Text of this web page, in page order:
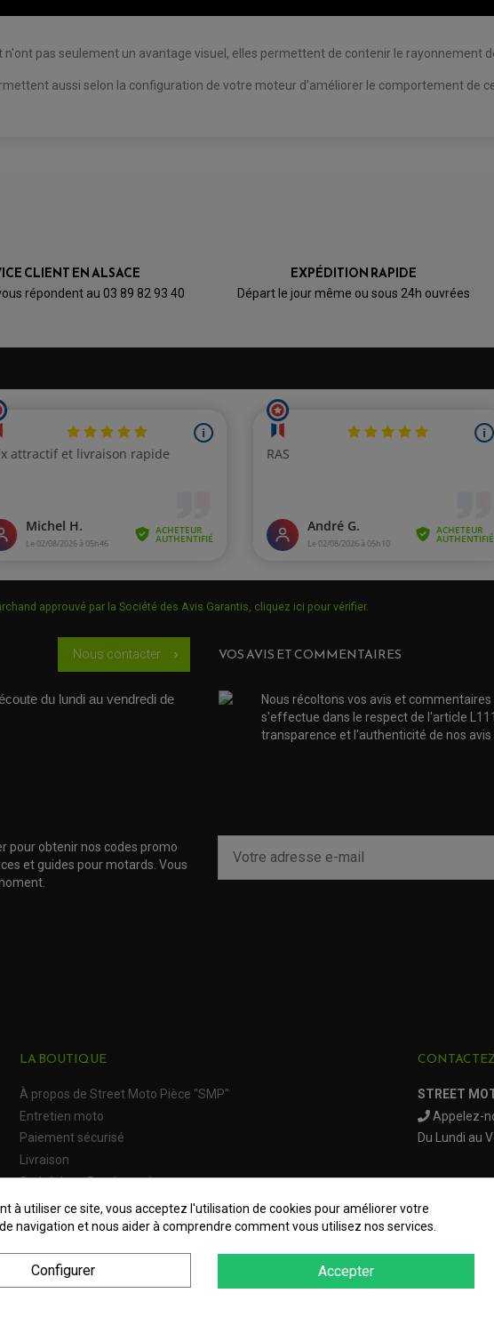
pas seulement un avantage visuel, elles permettent de contenir le rayonnement
aussi selon la configuration de votre moteur d'améliorer le comportement de
CLIENT EN ALSACE
répondent au 03 89 82 93 40
EXPÉDITION RAPIDE
Départ le jour même ou sous 24h ouvrées
approuvé par la Société des Avis Garantis, cliquez ici pour vérifier.
Nous contacter chevron_right
du lundi au vendredi de
VOS AVIS ET COMMENTAIRES
Nous récoltons vos avis et
s'effectue dans le respect de l'article
transparence et l'authenticité de nos avis
pour obtenir nos codes promo
et guides pour motards. Vous
LA BOUTIQUE
À propos de Street Moto Pièce "SMP"
Entretien moto
Paiement sécurisé
Livraison
Satisfait ou Remboursé
STREET
Appelez-
Du Lundi au
à utiliser ce site, vous acceptez l'utilisation de cookies pour améliorer votre
navigation et nous aider à comprendre comment vous utilisez nos services.
Configurer Accepter